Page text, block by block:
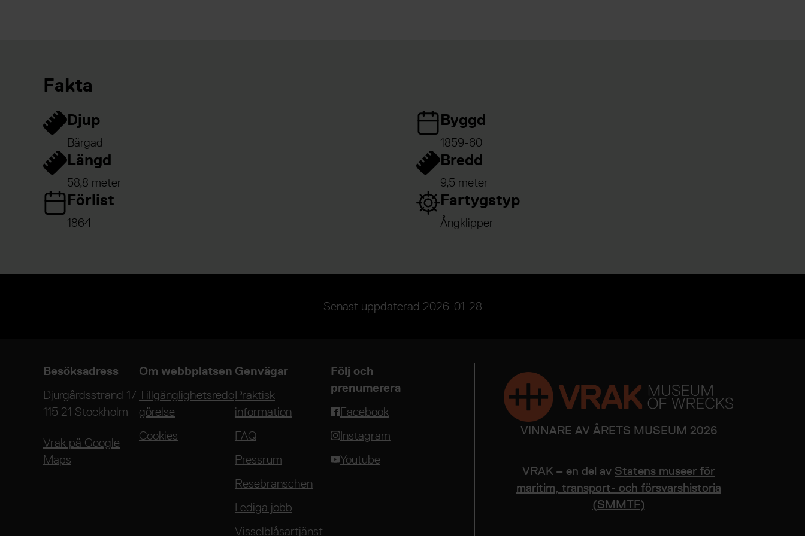
Fakta
Djup
Bärgad
Byggd
1859-60
Längd
58,8 meter
Bredd
9,5 meter
Förlist
1864
Fartygstyp
Ångklipper
Senast uppdaterad 2026-01-28
Besöksadress
Djurgårdsstrand 17
115 21 Stockholm
Vrak på Google
Maps
Om webbplatsen
Tillgänglighetsredo
görelse
Cookies
Genvägar
Praktisk
information
FAQ
Pressrum
Resebranschen
Lediga jobb
Visselblåsartjänst
Följ och
prenumerera
Facebook
Instagram
Youtube
VINNARE AV ÅRETS MUSEUM 2026
VRAK – en del av Statens museer för
maritim, transport- och försvarshistoria
(SMMTF)